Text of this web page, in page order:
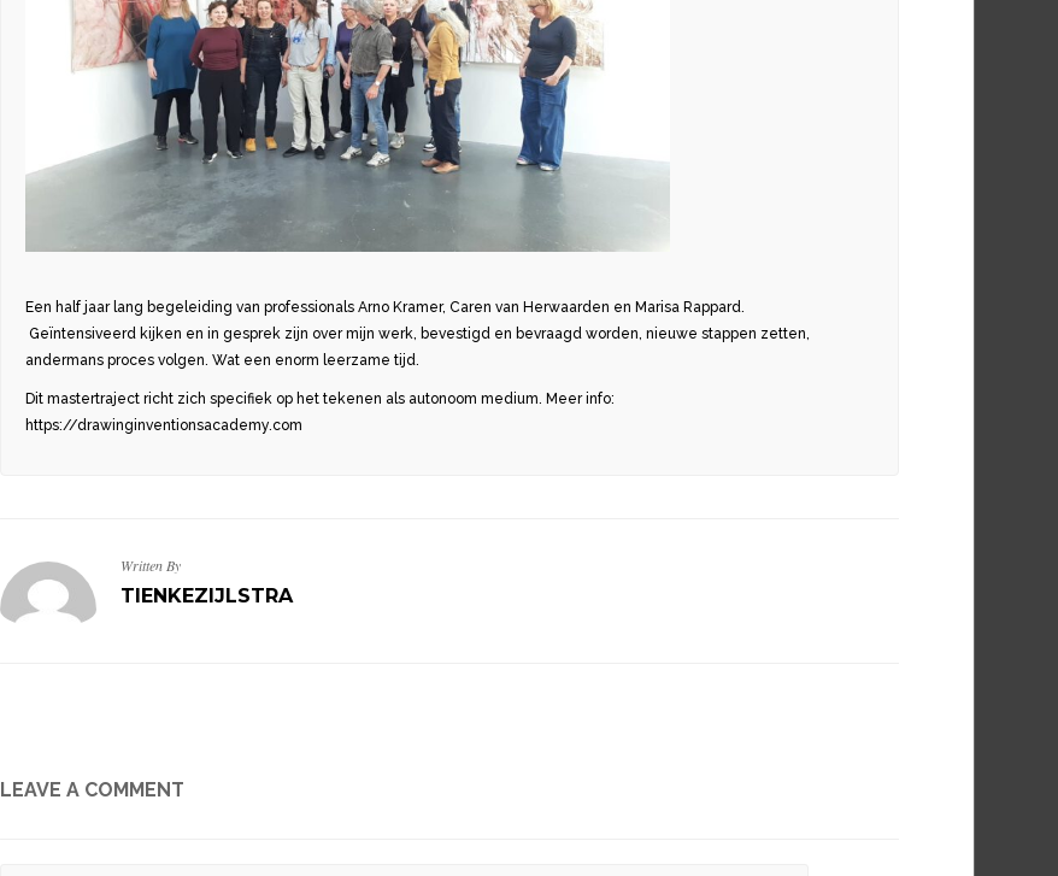
Een half jaar lang begeleiding van professionals Arno Kramer, Caren van Herwaarden en Marisa Rappard.
Geïntensiveerd kijken en in gesprek zijn over mijn werk, bevestigd en bevraagd worden, nieuwe stappen zetten,
andermans proces volgen. Wat een enorm leerzame tijd.
Dit mastertraject richt zich specifiek op het tekenen als autonoom medium. Meer info:
https://drawinginventionsacademy.com
Written By
TIENKEZIJLSTRA
LEAVE A COMMENT